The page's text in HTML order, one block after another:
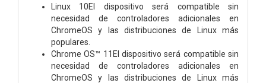
Linux 10El dispositivo será compatible sin
necesidad de controladores adicionales en
ChromeOS y las distribuciones de Linux más
populares.
Chrome OS™ 11El dispositivo será compatible sin
necesidad de controladores adicionales en
ChromeOS y las distribuciones de Linux más